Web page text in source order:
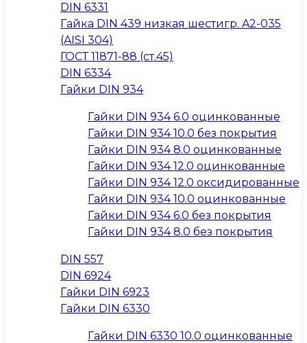
DIN 6331
Гайка DIN 439 низкая шестигр. A2-035
(AISI 304)
ГОСТ 11871-88 (ст.45)
DIN 6334
Гайки DIN 934
Гайки DIN 934 6.0 оцинкованные
Гайки DIN 934 10.0 без покрытия
Гайки DIN 934 8.0 оцинкованные
Гайки DIN 934 12.0 оцинкованные
Гайки DIN 934 12.0 оксидированные
Гайки DIN 934 10.0 оцинкованные
Гайки DIN 934 6.0 без покрытия
Гайки DIN 934 8.0 без покрытия
DIN 557
DIN 6924
Гайки DIN 6923
Гайки DIN 6330
Гайки DIN 6330 10.0 оцинкованные